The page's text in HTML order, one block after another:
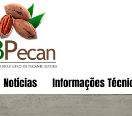
Notícias Informações